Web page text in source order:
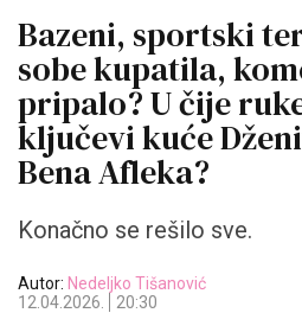
Bazeni, sportski
sobe kupatila,
pripalo? U čije
ključevi kuće
Bena Afleka?
Konačno se rešilo sve.
Autor: Nedeljko Tišanović
12.04.2026.
20:30